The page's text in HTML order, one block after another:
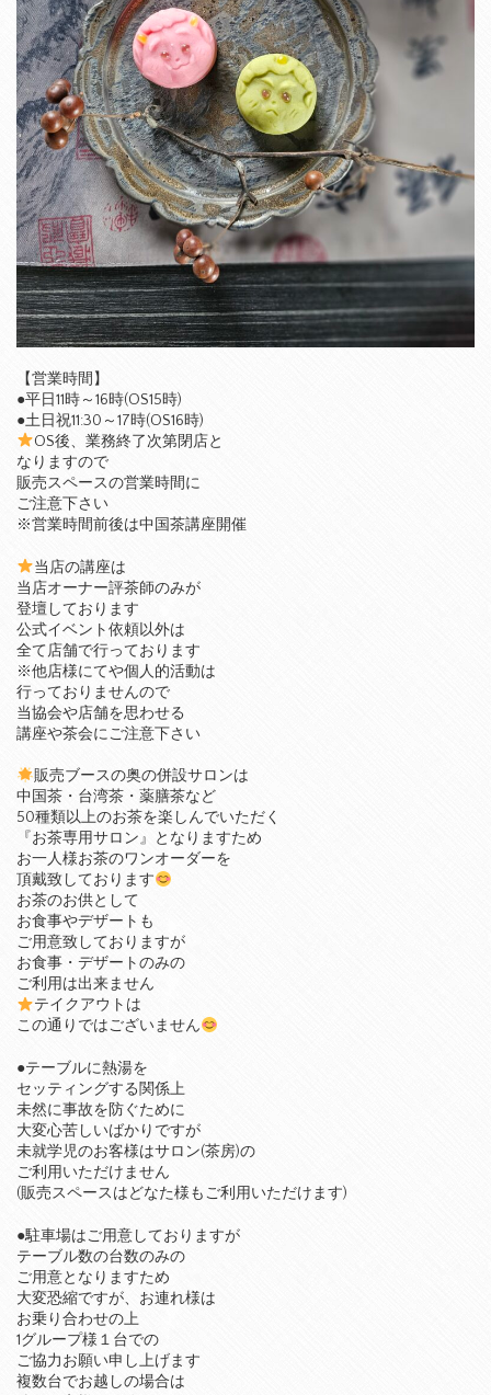
【営業時間】
●平日11時～16時(OS15時)
●土日祝11:30～17時(OS16時)
OS後、業務終了次第閉店と
なりますので
販売スペースの営業時間に
ご注意下さい
※営業時間前後は中国茶講座開催
当店の講座は
当店オーナー評茶師のみが
登壇しております
公式イベント依頼以外は
全て店舗で行っております
※他店様にてや個人的活動は
行っておりませんので
当協会や店舗を思わせる
講座や茶会にご注意下さい
販売ブースの奥の併設サロンは
中国茶・台湾茶・薬膳茶など
50種類以上のお茶を楽しんでいただく
『お茶専用サロン』となりますため
お一人様お茶のワンオーダーを
頂戴致しております
お茶のお供として
お食事やデザートも
ご用意致しておりますが
お食事・デザートのみの
ご利用は出来ません
テイクアウトは
この通りではございません
●テーブルに熱湯を
セッティングする関係上
未然に事故を防ぐために
大変心苦しいばかりですが
未就学児のお客様はサロン(茶房)の
ご利用いただけません
(販売スペースはどなた様もご利用いただけます)
●駐車場はご用意しておりますが
テーブル数の台数のみの
ご用意となりますため
大変恐縮ですが、お連れ様は
お乗り合わせの上
1グループ様１台での
ご協力お願い申し上げます
複数台でお越しの場合は